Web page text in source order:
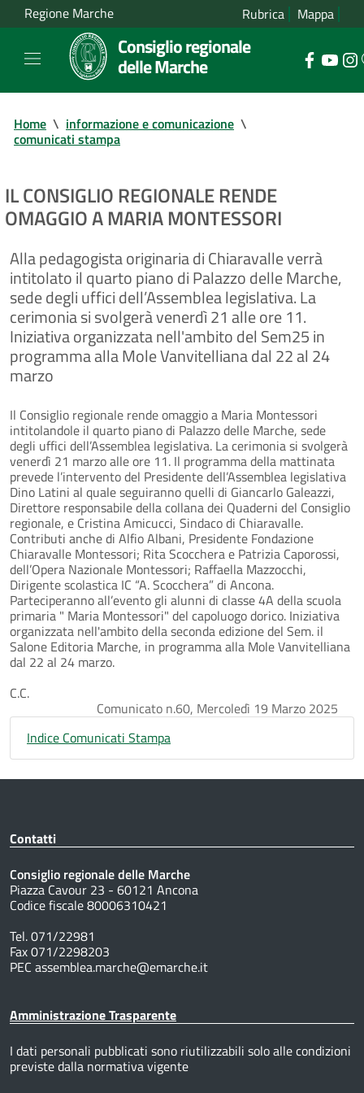
Regione Marche Rubrica Mappa
Consiglio regionale
delle Marche
Home \ informazione e comunicazione \
comunicati stampa
IL CONSIGLIO REGIONALE RENDE
OMAGGIO A MARIA MONTESSORI
Alla pedagogista originaria di Chiaravalle verrà
intitolato il quarto piano di Palazzo delle Marche,
sede degli uffici dell’Assemblea legislativa. La
cerimonia si svolgerà venerdì 21 alle ore 11.
Iniziativa organizzata nell'ambito del Sem25 in
programma alla Mole Vanvitelliana dal 22 al 24
marzo
Il Consiglio regionale rende omaggio a Maria Montessori
intitolandole il quarto piano di Palazzo delle Marche, sede
degli uffici dell’Assemblea legislativa. La cerimonia si svolgerà
venerdì 21 marzo alle ore 11. Il programma della mattinata
prevede l’intervento del Presidente dell’Assemblea legislativa
Dino Latini al quale seguiranno quelli di Giancarlo Galeazzi,
Direttore responsabile della collana dei Quaderni del Consiglio
regionale, e Cristina Amicucci, Sindaco di Chiaravalle.
Contributi anche di Alfio Albani, Presidente Fondazione
Chiaravalle Montessori; Rita Scocchera e Patrizia Caporossi,
dell’Opera Nazionale Montessori; Raffaella Mazzocchi,
Dirigente scolastica IC “A. Scocchera” di Ancona.
Parteciperanno all’evento gli alunni di classe 4A della scuola
primaria " Maria Montessori" del capoluogo dorico. Iniziativa
organizzata nell'ambito della seconda edizione del Sem. il
Salone Editoria Marche, in programma alla Mole Vanvitelliana
dal 22 al 24 marzo.
C.C.
Comunicato n.60, Mercoledì 19 Marzo 2025
Indice Comunicati Stampa
Contatti
Consiglio regionale delle Marche
Piazza Cavour 23 - 60121 Ancona
Codice fiscale 80006310421
Tel. 071/22981
Fax 071/2298203
PEC assemblea.marche@emarche.it
Amministrazione Trasparente
I dati personali pubblicati sono riutilizzabili solo alle condizioni
previste dalla normativa vigente